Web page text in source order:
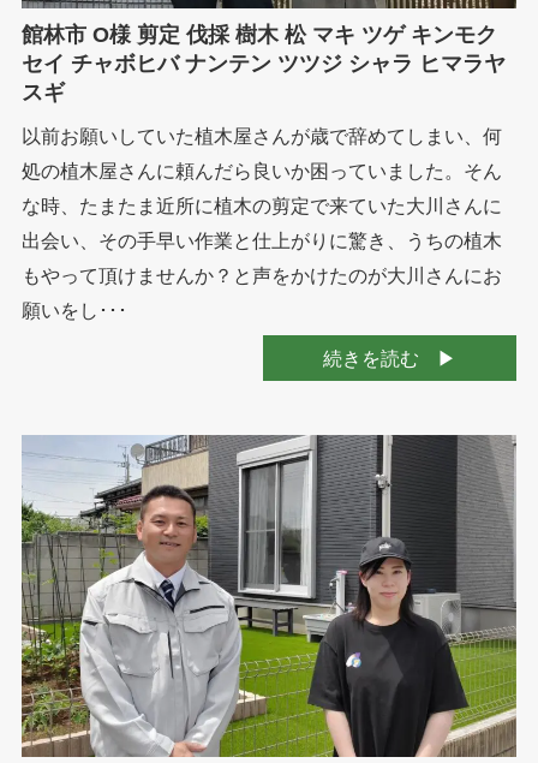
館林市 O様 剪定 伐採 樹木 松 マキ ツゲ キンモク
セイ チャボヒバ ナンテン ツツジ シャラ ヒマラヤ
スギ
以前お願いしていた植木屋さんが歳で辞めてしまい、何
処の植木屋さんに頼んだら良いか困っていました。そん
な時、たまたま近所に植木の剪定で来ていた大川さんに
出会い、その手早い作業と仕上がりに驚き、うちの植木
もやって頂けませんか？と声をかけたのが大川さんにお
願いをし･･･
続きを読む